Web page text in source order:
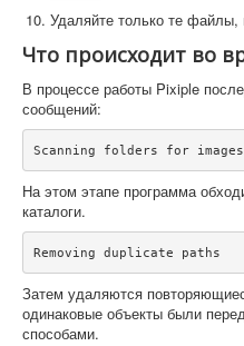
Удаляйте только те файлы,
Что происходит во
В процессе работы Pixiple
сообщений:
Scanning folders for images
На этом этапе программа
каталоги.
Removing duplicate paths
Затем удаляются
одинаковые объекты были
способами.